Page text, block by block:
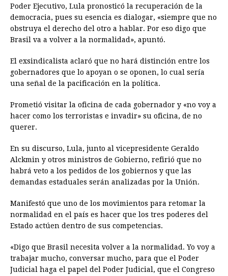
Poder Ejecutivo, Lula pronosticó la recuperación de la
democracia, pues su esencia es dialogar, «siempre que no
obstruya el derecho del otro a hablar. Por eso digo que
Brasil va a volver a la normalidad», apuntó.
El exsindicalista aclaró que no hará distinción entre los
gobernadores que lo apoyan o se oponen, lo cual sería
una señal de la pacificación en la política.
Prometió visitar la oficina de cada gobernador y «no voy a
hacer como los terroristas e invadir» su oficina, de no
querer.
En su discurso, Lula, junto al vicepresidente Geraldo
Alckmin y otros ministros de Gobierno, refirió que no
habrá veto a los pedidos de los gobiernos y que las
demandas estaduales serán analizadas por la Unión.
Manifestó que uno de los movimientos para retomar la
normalidad en el país es hacer que los tres poderes del
Estado actúen dentro de sus competencias.
«Digo que Brasil necesita volver a la normalidad. Yo voy a
trabajar mucho, conversar mucho, para que el Poder
Judicial haga el papel del Poder Judicial, que el Congreso